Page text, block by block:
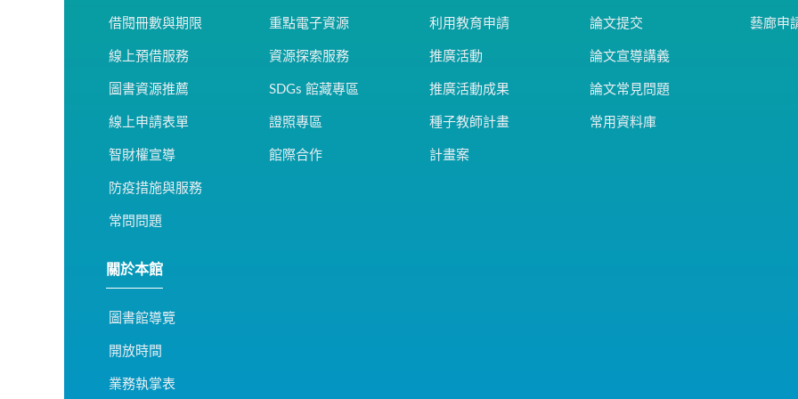
借閱冊數與期限
線上預借服務
圖書資源推薦
線上申請表單
智財權宣導
防疫措施與服務
常問問題
重點電子資源
資源探索服務
SDGs 館藏專區
證照專區
館際合作
利用教育申請
推廣活動
推廣活動成果
種子教師計畫
計畫案
論文提交
論文宣導講義
論文常見問題
常用資料庫
藝廊申
關於本館
圖書館導覽
開放時間
業務執掌表